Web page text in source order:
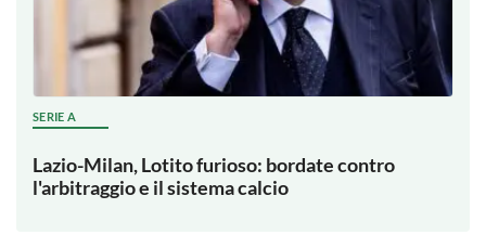
SERIE A
Lazio-Milan, Lotito furioso: bordate contro
l'arbitraggio e il sistema calcio